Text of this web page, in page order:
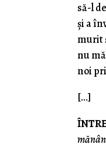
să-l
şi a
murit
nu
noi
[…]